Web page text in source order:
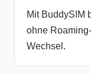
Mit BuddySIM
ohne
Wechsel.